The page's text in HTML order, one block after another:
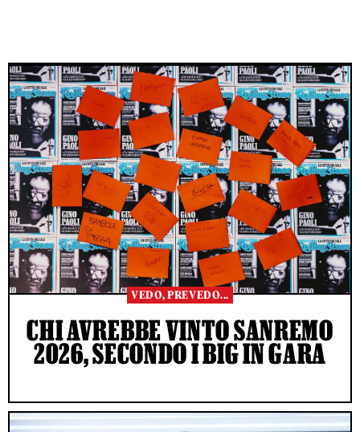
VEDO, PREVEDO...
CHI AVREBBE VINTO SANREMO
2026, SECONDO I BIG IN GARA